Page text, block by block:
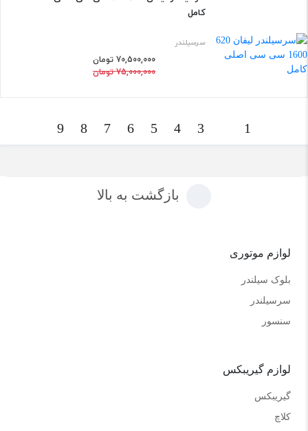
کامل
سرسیلندر
70,500,000 تومان
75,000,000 تومان
1
3
4
5
6
7
8
9
بازگشت به بالا
لوازم موتوری
بلوک سیلندر
سرسیلندر
سنسور
لوازم گیریبکس
گیریبکس
کلاچ